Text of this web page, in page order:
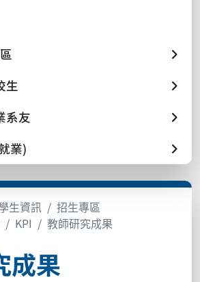
生
系友
業)
生資訊
招生專區
KPI 教師研究成果
成果